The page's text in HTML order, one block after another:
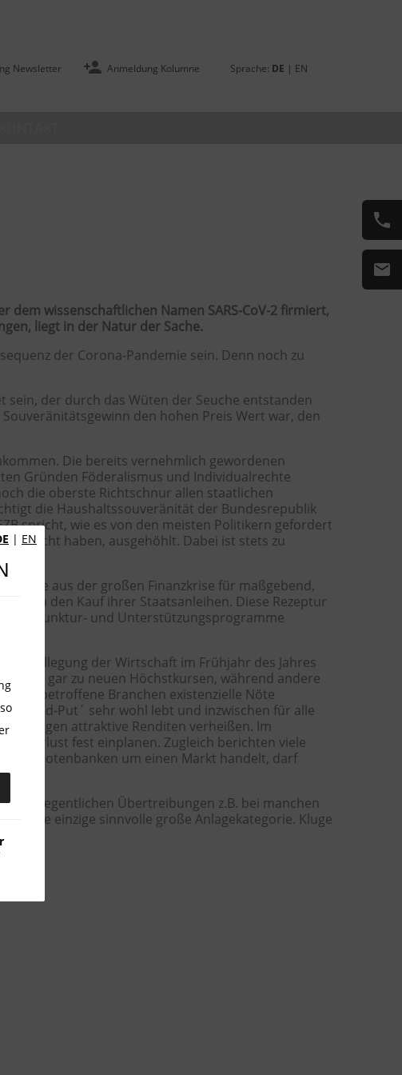
| EN
Newsletter Anmeldung Kolumne Sprache: DE | EN
wissenschaftlichen Namen SARS-CoV-2 firmiert,
liegt in der Natur der Sache.
der Corona-Pandemie sein. Denn noch zu
sein, der durch das Wüten der Seuche entstanden
den hohen Preis Wert war, den
Die bereits vernehmlich gewordenen
Gründen Föderalismus und Individualrechte
die oberste Richtschnur allen staatlichen
die Haushaltssouveränität der Bundesrepublik
spricht, wie es von den meisten Politikern gefordert
haben, ausgehöhlt. Dabei ist stets zu
aus der großen Finanzkrise für maßgebend,
den Kauf ihrer Staatsanleihen. Diese Rezeptur
Konjunktur- und Unterstützungsprogramme
der Wirtschaft im Frühjahr des Jahres
gar zu neuen Höchstkursen, während andere
betroffene Branchen existenzielle Nöte
`Fed-Put´ sehr wohl lebt und inzwischen für alle
attraktive Renditen verheißen. Im
fest einplanen. Zugleich berichten viele
der Notenbanken um einen Markt handelt, darf
gelegentlichen Übertreibungen z.B. bei manchen
die einzige sinnvolle große Anlagekategorie. Kluge